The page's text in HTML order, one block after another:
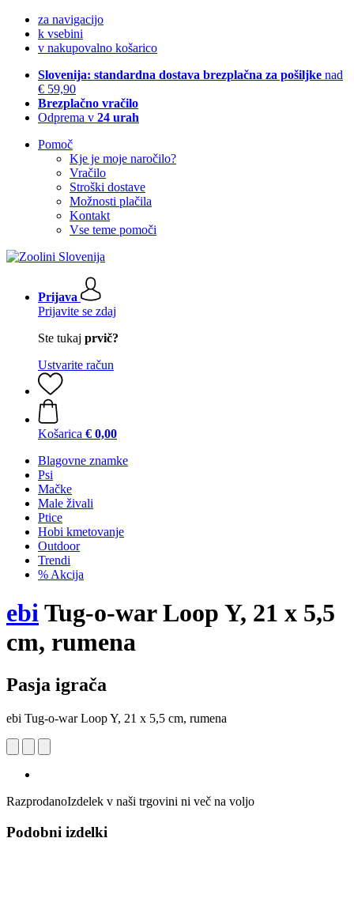
za navigacijo
k vsebini
v nakupovalno košarico
Slovenija: standardna dostava brezplačna za pošiljke nad
€ 59,90
Brezplačno vračilo
Odprema v 24 urah
Pomoč
Kje je moje naročilo?
Vračilo
Stroški dostave
Možnosti plačila
Kontakt
Vse teme pomoči
Prijava
Prijavite se zdaj
Ste tukaj prvič?
Ustvarite račun
Košarica € 0,00
Blagovne znamke
Psi
Mačke
Male živali
Ptice
Hobi kmetovanje
Outdoor
Trendi
% Akcija
ebiTug-o-war Loop Y, 21 x 5,5
cm, rumena
Pasja igrača
ebi Tug-o-war Loop Y, 21 x 5,5 cm, rumena
RazprodanoIzdelek v naši trgovini ni več na voljo
Podobni izdelki